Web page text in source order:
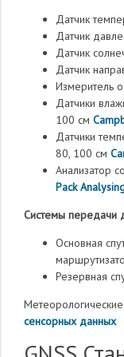
Датчик
Датчик
Датчик
Датчик
Измеритель
Датчики
100 см
Датчики
80, 100 см
Анализатор
Pack
Системы передачи
Основная
Резервная
сенсорных данных